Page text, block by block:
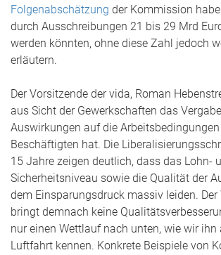
Folgenabschätzung der Kommission
durch Ausschreibungen 21 bis 29 Mrd
werden könnten, ohne diese Zahl jedoch
erläutern.
Der Vorsitzende der vida, Roman
aus Sicht der Gewerkschaften das
Auswirkungen auf die
Beschäftigten hat. Die
15 Jahre zeigen deutlich, dass das Lohn-
Sicherheitsniveau sowie die Qualität der
dem Einsparungsdruck massiv leiden. Der
bringt demnach keine
nur einen Wettlauf nach unten, wie wir ihn
Luftfahrt kennen. Konkrete Beispiele von